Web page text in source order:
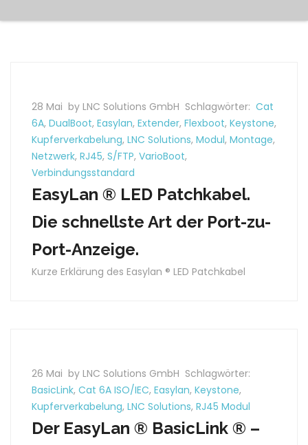
28 Mai by LNC Solutions GmbH Schlagwörter: Cat
6A, DualBoot, Easylan, Extender, Flexboot, Keystone,
Kupferverkabelung, LNC Solutions, Modul, Montage,
Netzwerk, RJ45, S/FTP, VarioBoot,
Verbindungsstandard
EasyLan ® LED Patchkabel.
Die schnellste Art der Port-zu-
Port-Anzeige.
Kurze Erklärung des Easylan ® LED Patchkabel
26 Mai by LNC Solutions GmbH Schlagwörter:
BasicLink, Cat 6A ISO/IEC, Easylan, Keystone,
Kupferverkabelung, LNC Solutions, RJ45 Modul
Der EasyLan ® BasicLink ® –